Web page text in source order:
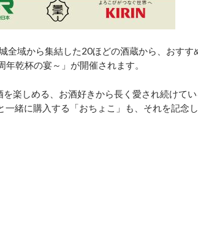
全域から集結した20ほどの酒蔵から、おすす
乾杯の宴～」が開催されます。
楽しめる、お酒好きから長く愛され続けて
緒に購入する「おちょこ」も、それを記念